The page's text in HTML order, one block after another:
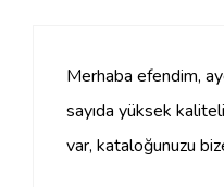
Merhaba efendim,
sayıda yüksek
var, kataloğunuzu